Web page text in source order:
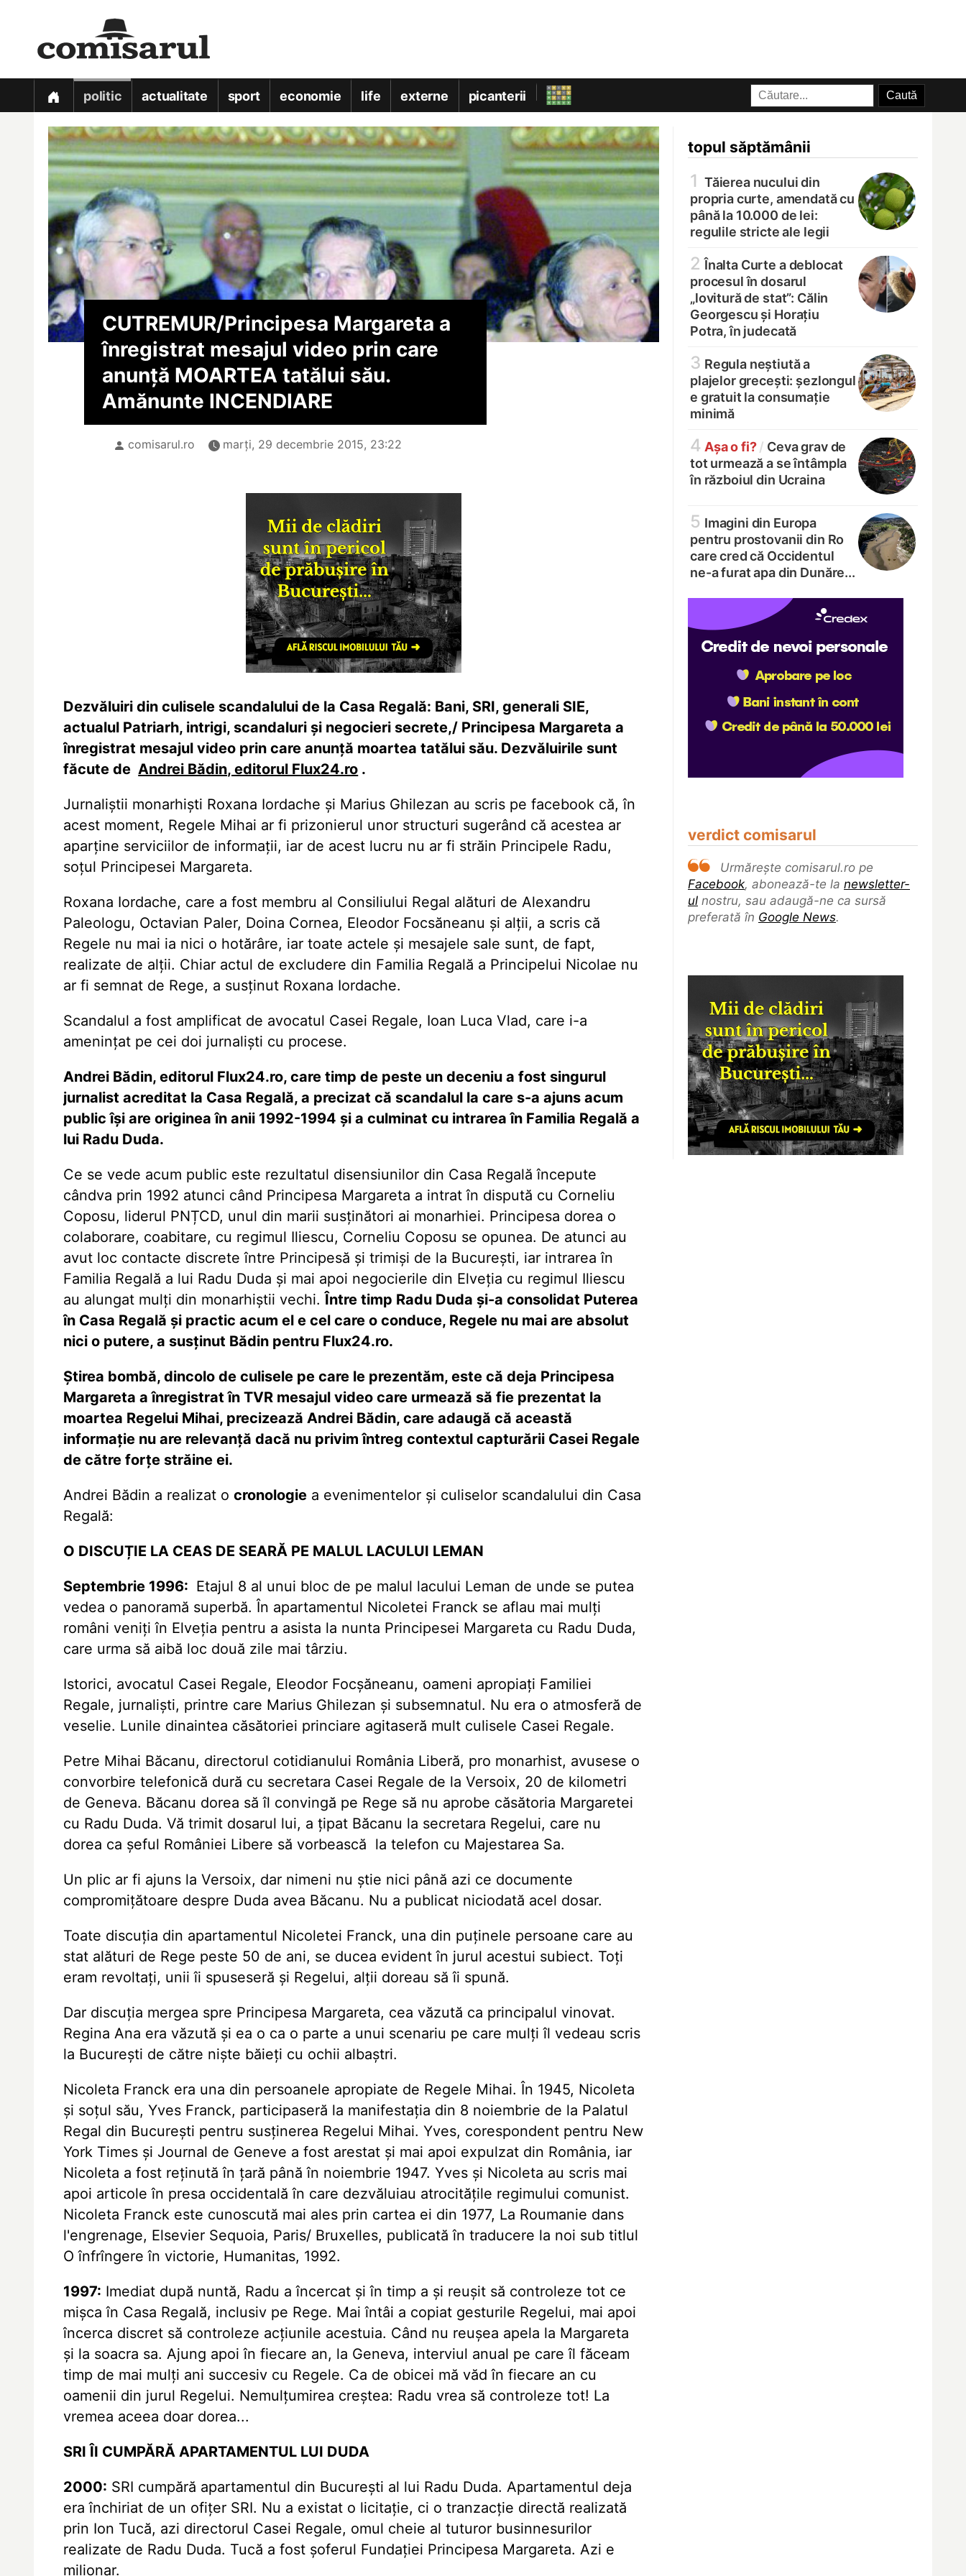
politic actualitate sport economie life externe picanterii
topul săptămânii
1 Tăierea nucului din
propria curte, amendată cu
până la 10.000 de lei:
regulile stricte ale legii
2 Înalta Curte a deblocat
procesul în dosarul
„lovitură de stat”: Călin
Georgescu și Horațiu
Potra, în judecată
3 Regula neștiută a
plajelor grecești: șezlongul
e gratuit la consumație
minimă
4 Așa o fi? / Ceva grav de
tot urmează a se întâmpla
în războiul din Ucraina
5 Imagini din Europa
pentru prostovanii din Ro
care cred că Occidentul
ne-a furat apa din Dunăre...
verdict comisarul
Urmărește comisarul.ro pe
Facebook, abonează-te la newsletter-
ul nostru, sau adaugă-ne ca sursă
preferată în Google News.
CUTREMUR/Principesa Margareta a
înregistrat mesajul video prin care
anunţă MOARTEA tatălui său.
Amănunte INCENDIARE
comisarul.ro marți, 29 decembrie 2015, 23:22
Dezvăluiri din culisele scandalului de la Casa Regală: Bani, SRI, generali SIE,
actualul Patriarh, intrigi, scandaluri şi negocieri secrete,/ Principesa Margareta a
înregistrat mesajul video prin care anunţă moartea tatălui său. Dezvăluirile sunt
făcute deAndrei Bădin, editorul Flux24.ro .
Jurnaliștii monarhiști Roxana Iordache și Marius Ghilezan au scris pe facebook că, în
acest moment, Regele Mihai ar fi prizonierul unor structuri sugerând că acestea ar
aparține serviciilor de informații, iar de acest lucru nu ar fi străin Principele Radu,
soţul Principesei Margareta.
Roxana Iordache, care a fost membru al Consiliului Regal alături de Alexandru
Paleologu, Octavian Paler, Doina Cornea, Eleodor Focsăneanu și alții, a scris că
Regele nu mai ia nici o hotărâre, iar toate actele și mesajele sale sunt, de fapt,
realizate de alții. Chiar actul de excludere din Familia Regală a Principelui Nicolae nu
ar fi semnat de Rege, a susținut Roxana Iordache.
Scandalul a fost amplificat de avocatul Casei Regale, Ioan Luca Vlad, care i-a
amenințat pe cei doi jurnaliști cu procese.
Andrei Bădin, editorul Flux24.ro, care timp de peste un deceniu a fost singurul
jurnalist acreditat la Casa Regală, a precizat că scandalul la care s-a ajuns acum
public își are originea în anii 1992-1994 și a culminat cu intrarea în Familia Regală a
lui Radu Duda.
Ce se vede acum public este rezultatul disensiunilor din Casa Regală începute
cândva prin 1992 atunci când Principesa Margareta a intrat în dispută cu Corneliu
Coposu, liderul PNȚCD, unul din marii susținători ai monarhiei. Principesa dorea o
colaborare, coabitare, cu regimul Iliescu, Corneliu Coposu se opunea. De atunci au
avut loc contacte discrete între Principesă și trimiși de la București, iar intrarea în
Familia Regală a lui Radu Duda și mai apoi negocierile din Elveția cu regimul Iliescu
au alungat mulți din monarhiștii vechi.Între timp Radu Duda și-a consolidat Puterea
în Casa Regală și practic acum el e cel care o conduce, Regele nu mai are absolut
nici o putere, a susținut Bădin pentru Flux24.ro.
Ştirea bombă, dincolo de culisele pe care le prezentăm, este că deja Principesa
Margareta a înregistrat în TVR mesajul video care urmează să fie prezentat la
moartea Regelui Mihai, precizează Andrei Bădin, care adaugă că această
informaţie nu are relevanţă dacă nu privim întreg contextul capturării Casei Regale
de către forţe străine ei.
Andrei Bădin a realizat ocronologie a evenimentelor și culiselor scandalului din Casa
Regală:
O DISCUȚIE LA CEAS DE SEARĂ PE MALUL LACULUI LEMAN
Septembrie 1996: Etajul 8 al unui bloc de pe malul lacului Leman de unde se putea
vedea o panoramă superbă. În apartamentul Nicoletei Franck se aflau mai mulți
români veniți în Elveția pentru a asista la nunta Principesei Margareta cu Radu Duda,
care urma să aibă loc două zile mai târziu.
Istorici, avocatul Casei Regale, Eleodor Focșăneanu, oameni apropiați Familiei
Regale, jurnaliști, printre care Marius Ghilezan și subsemnatul. Nu era o atmosferă de
veselie. Lunile dinaintea căsătoriei princiare agitaseră mult culisele Casei Regale.
Petre Mihai Băcanu, directorul cotidianului România Liberă, pro monarhist, avusese o
convorbire telefonică dură cu secretara Casei Regale de la Versoix, 20 de kilometri
de Geneva. Băcanu dorea să îl convingă pe Rege să nu aprobe căsătoria Margaretei
cu Radu Duda. Vă trimit dosarul lui, a țipat Băcanu la secretara Regelui, care nu
dorea ca șeful României Libere să vorbească la telefon cu Majestarea Sa.
Un plic ar fi ajuns la Versoix, dar nimeni nu știe nici până azi ce documente
compromițătoare despre Duda avea Băcanu. Nu a publicat niciodată acel dosar.
Toate discuția din apartamentul Nicoletei Franck, una din puținele persoane care au
stat alături de Rege peste 50 de ani, se ducea evident în jurul acestui subiect. Toți
eram revoltați, unii îi spuseseră și Regelui, alţii doreau să îi spună.
Dar discuția mergea spre Principesa Margareta, cea văzută ca principalul vinovat.
Regina Ana era văzută și ea o ca o parte a unui scenariu pe care mulți îl vedeau scris
la București de către niște băieți cu ochii albaștri.
Nicoleta Franck era una din persoanele apropiate de Regele Mihai. În 1945, Nicoleta
și soțul său, Yves Franck, participaseră la manifestația din 8 noiembrie de la Palatul
Regal din București pentru susținerea Regelui Mihai. Yves, corespondent pentru New
York Times și Journal de Geneve a fost arestat și mai apoi expulzat din România, iar
Nicoleta a fost reținută în țară până în noiembrie 1947. Yves și Nicoleta au scris mai
apoi articole în presa occidentală în care dezvăluiau atrocitățile regimului comunist.
Nicoleta Franck este cunoscută mai ales prin cartea ei din 1977, La Roumanie dans
l'engrenage, Elsevier Sequoia, Paris/ Bruxelles, publicată în traducere la noi sub titlul
O înfrîngere în victorie, Humanitas, 1992.
1997: Imediat după nuntă, Radu a încercat și în timp a și reușit să controleze tot ce
mișca în Casa Regală, inclusiv pe Rege. Mai întâi a copiat gesturile Regelui, mai apoi
încerca discret să controleze acțiunile acestuia. Când nu reușea apela la Margareta
și la soacra sa. Ajung apoi în fiecare an, la Geneva, interviul anual pe care îl făceam
timp de mai mulți ani succesiv cu Regele. Ca de obicei mă văd în fiecare an cu
oamenii din jurul Regelui. Nemulțumirea creștea: Radu vrea să controleze tot! La
vremea aceea doar dorea...
SRI ÎI CUMPĂRĂ APARTAMENTUL LUI DUDA
2000: SRI cumpără apartamentul din București al lui Radu Duda. Apartamentul deja
era închiriat de un ofițer SRI. Nu a existat o licitație, ci o tranzacție directă realizată
prin Ion Tucă, azi directorul Casei Regale, omul cheie al tuturor businnesurilor
realizate de Radu Duda. Tucă a fost șoferul Fundației Principesa Margareta. Azi e
milionar.